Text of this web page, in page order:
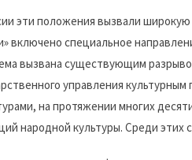
эти положения вызвали
включено специальное
вызвана существующим
управления
на протяжении многих
народной культуры. Среди этих